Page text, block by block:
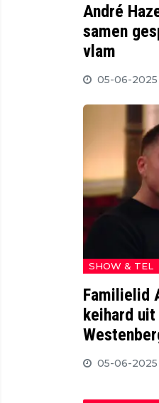
André
samen
vlam
05-06-2025
SHOW & TEL
Familielid
keihard
05-06-2025